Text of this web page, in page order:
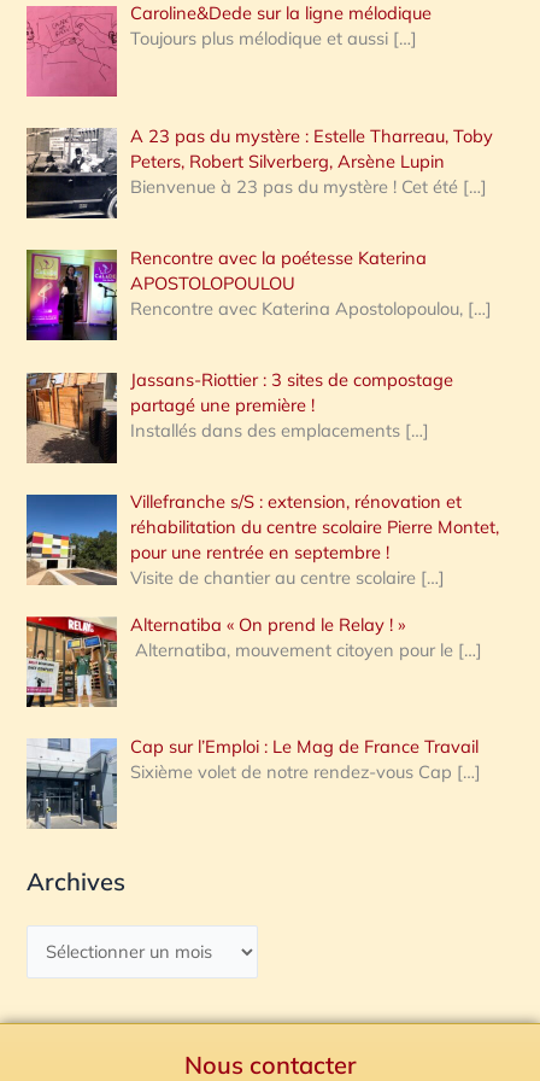
Caroline&Dede sur la ligne mélodique
Toujours plus mélodique et aussi […]
A 23 pas du mystère : Estelle Tharreau, Toby
Peters, Robert Silverberg, Arsène Lupin
Bienvenue à 23 pas du mystère ! Cet été […]
Rencontre avec la poétesse Katerina
APOSTOLOPOULOU
Rencontre avec Katerina Apostolopoulou, […]
Jassans-Riottier : 3 sites de compostage
partagé une première !
Installés dans des emplacements […]
Villefranche s/S : extension, rénovation et
réhabilitation du centre scolaire Pierre Montet,
pour une rentrée en septembre !
Visite de chantier au centre scolaire […]
Alternatiba « On prend le Relay ! »
Alternatiba, mouvement citoyen pour le […]
Cap sur l’Emploi : Le Mag de France Travail
Sixième volet de notre rendez-vous Cap […]
Archives
Nous contacter